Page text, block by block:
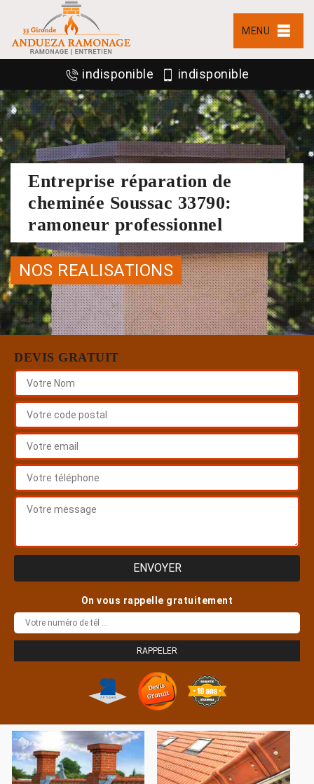
MENU
indisponible indisponible
Entreprise réparation de
cheminée Soussac 33790:
ramoneur professionnel
NOS REALISATIONS
DEVIS GRATUIT
On vous rappelle gratuitement